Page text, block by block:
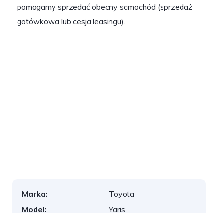
pomagamy sprzedać obecny samochód (sprzedaż
gotówkowa lub cesja leasingu).
Marka:
Toyota
Model:
Yaris